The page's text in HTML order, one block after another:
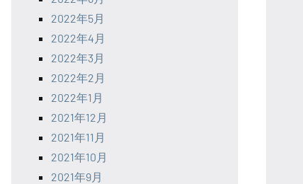
2022年5月
2022年4月
2022年3月
2022年2月
2022年1月
2021年12月
2021年11月
2021年10月
2021年9月